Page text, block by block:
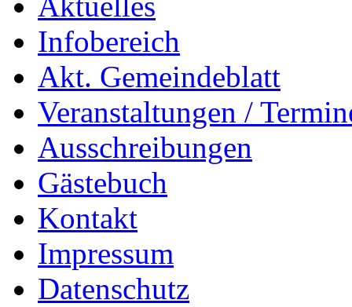
Infobereich
Akt. Gemeindeblatt
Veranstaltungen /
Ausschreibungen
Gästebuch
Kontakt
Impressum
Datenschutz